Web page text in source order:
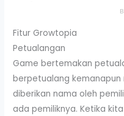
Fitur Growtopia
Petualangan
Game bertemakan
berpetualang
diberikan nama oleh
ada pemiliknya. Ketika